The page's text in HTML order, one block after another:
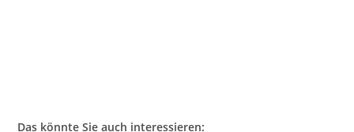
Das könnte Sie auch interessieren: